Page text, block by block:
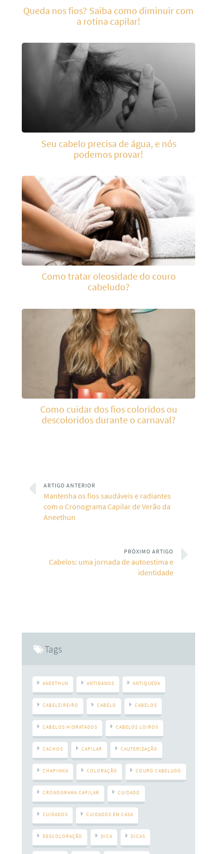
Queda nos fios? Saiba como diminuir com
a rotina capilar!
Seu cabelo precisa de água, e nós
podemos provar!
Como tratar oleosidade do couro
cabeludo?
Como cuidar dos fios coloridos ou
descoloridos durante o carnaval?
ARTIGO ANTERIOR
Mantenha os fios saudáveis e radiantes
com o Cronograma Capilar de Verão da
Aneethun
PRÓXIMO ARTIGO
Cabelos: uma jornada de autoestima e
identidade
Tags
ANEETHUN ANTIDANOS ANTIQUEDA
CABELEIREIRO CABELO CABELOS
CABELOS HIDRATADOS CABELOS LOIROS
CACHOS CAPILAR CAUTERIZAÇÃO
CHAPINHA COLORAÇÃO COURO CABELUDO
CRONOGRAMA CAPILAR CUIDADO
CUIDADOS CUIDADOS EM CASA
DESCOLORAÇÃO DICA DICAS